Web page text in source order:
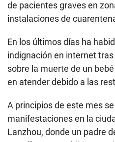
de pacientes graves en
instalaciones de
En los últimos días ha
indignación en internet
sobre la muerte de un
en atender debido a las
A principios de este mes
manifestaciones en la
Lanzhou, donde un padre